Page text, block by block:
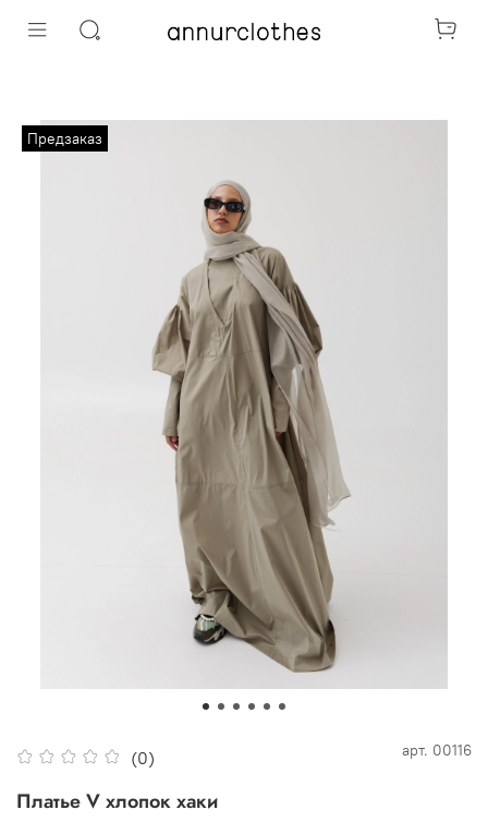
Предзаказ
(0) арт. 00116
Платье V хлопок хаки